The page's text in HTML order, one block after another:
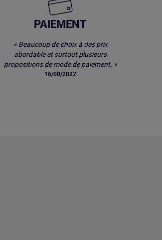
PAIEMENT
« Beaucoup de choix à des prix
abordable et surtout plusieurs
propositions de mode de paiement. »
16/08/2022